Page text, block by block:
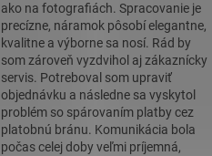
ako na fotografiách. Spracovanie je
precízne, náramok pôsobí elegantne,
kvalitne a výborne sa nosí. Rád by
som zároveň vyzdvihol aj zákaznícky
servis. Potreboval som upraviť
objednávku a následne sa vyskytol
problém so spárovaním platby cez
platobnú bránu. Komunikácia bola
počas celej doby veľmi príjemná,